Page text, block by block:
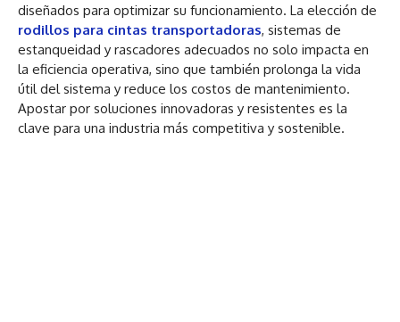
diseñados para optimizar su funcionamiento. La elección de
rodillos para cintas transportadoras, sistemas de
estanqueidad y rascadores adecuados no solo impacta en
la eficiencia operativa, sino que también prolonga la vida
útil del sistema y reduce los costos de mantenimiento.
Apostar por soluciones innovadoras y resistentes es la
clave para una industria más competitiva y sostenible.